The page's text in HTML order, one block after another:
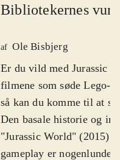
Bibliotekernes
af Ole Bisbjerg
Er du vild med Jurassic
filmene som søde Lego-
så kan du komme til at
Den basale historie og
"Jurassic World" (2015).
gameplay er nogenlunde